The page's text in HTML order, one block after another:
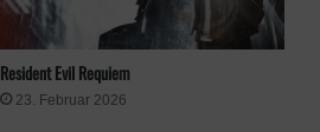
Resident Evil Requiem
23. Februar 2026